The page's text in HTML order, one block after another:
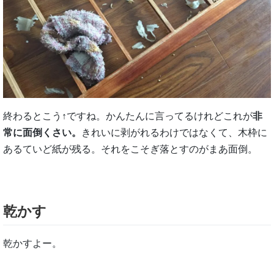
終わるとこう↑ですね。かんたんに言ってるけれどこれが非
常に面倒くさい。
きれいに剥がれるわけではなくて、木枠に
あるていど紙が残る。それをこそぎ落とすのがまあ面倒。
乾かす
乾かすよー。